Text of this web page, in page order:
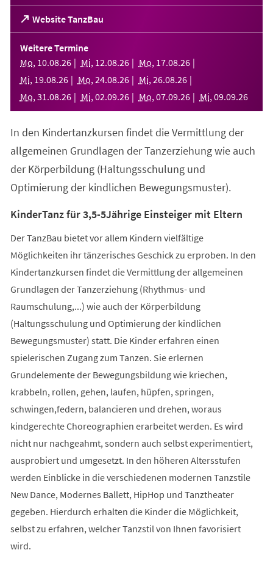
Website TanzBau
(Öffnet
in
einem
neuen
Tab)
Weitere Termine
Mo, 10.08.26 Mi, 12.08.26 Mo, 17.08.26
Mi, 19.08.26 Mo, 24.08.26 Mi, 26.08.26
Mo, 31 .08.26 Mi, 02.09.26 Mo, 07.09.26 Mi, 09.09.26
In den Kindertanzkursen findet die Vermittlung der
allgemeinen Grundlagen der Tanzerziehung wie auch
der Körperbildung (Haltungsschulung und
Optimierung der kindlichen Bewegungsmuster).
KinderTanz für 3,5-5Jährige Einsteiger mit Eltern
Der TanzBau bietet vor allem Kindern vielfältige
Möglichkeiten ihr tänzerisches Geschick zu erproben. In den
Kindertanzkursen findet die Vermittlung der allgemeinen
Grundlagen der Tanzerziehung (Rhythmus- und
Raumschulung,...) wie auch der Körperbildung
(Haltungsschulung und Optimierung der kindlichen
Bewegungsmuster) statt. Die Kinder erfahren einen
spielerischen Zugang zum Tanzen. Sie erlernen
Grundelemente der Bewegungsbildung wie kriechen,
krabbeln, rollen, gehen, laufen, hüpfen, springen,
schwingen,federn, balancieren und drehen, woraus
kindgerechte Choreographien erarbeitet werden. Es wird
nicht nur nachgeahmt, sondern auch selbst experimentiert,
ausprobiert und umgesetzt. In den höheren Altersstufen
werden Einblicke in die verschiedenen modernen Tanzstile
New Dance, Modernes Ballett, HipHop und Tanztheater
gegeben. Hierdurch erhalten die Kinder die Möglichkeit,
selbst zu erfahren, welcher Tanzstil von Ihnen favorisiert
wird.